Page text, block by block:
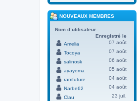
NOUVEAUX MEMBRES
Nom d’utilisateur
Enregistré le
Amelia
07 août
Tocoya
07 août
salinosk
06 août
ayayema
05 août
ramfuture
04 août
Narbe62
04 août
Clau
23 juil.